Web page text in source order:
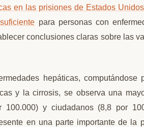
en las prisiones de Estados
para personas con
conclusiones claras sobre las
hepáticas,
y la cirrosis, se observa una
100.000) y ciudadanos (8,8 por
en una parte importante de la